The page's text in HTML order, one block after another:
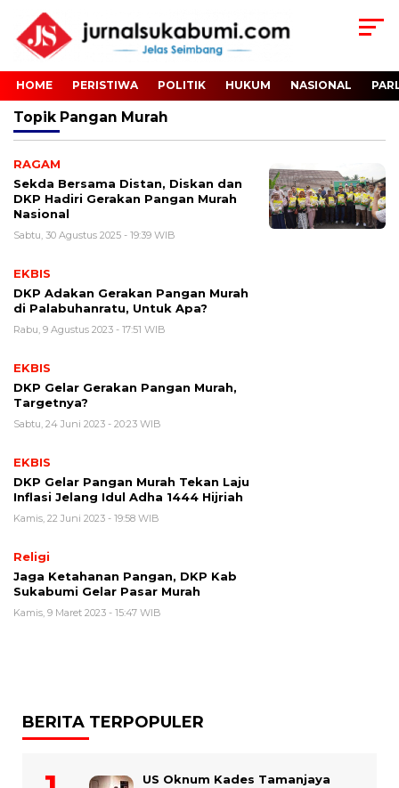
HOME PERISTIWA POLITIK HUKUM NASIONAL
Topik Pangan Murah
RAGAM
Sekda Bersama Distan, Diskan dan
DKP Hadiri Gerakan Pangan Murah
Nasional
Sabtu, 30 Agustus 2025 - 19:39 WIB
EKBIS
DKP Adakan Gerakan Pangan Murah
di Palabuhanratu, Untuk Apa?
Rabu, 9 Agustus 2023 - 17:51 WIB
EKBIS
DKP Gelar Gerakan Pangan Murah,
Targetnya?
Sabtu, 24 Juni 2023 - 20:23 WIB
EKBIS
DKP Gelar Pangan Murah Tekan Laju
Inflasi Jelang Idul Adha 1444 Hijriah
Kamis, 22 Juni 2023 - 19:58 WIB
Religi
Jaga Ketahanan Pangan, DKP Kab
Sukabumi Gelar Pasar Murah
Kamis, 9 Maret 2023 - 15:47 WIB
BERITA TERPOPULER
US Oknum Kades Tamanjaya